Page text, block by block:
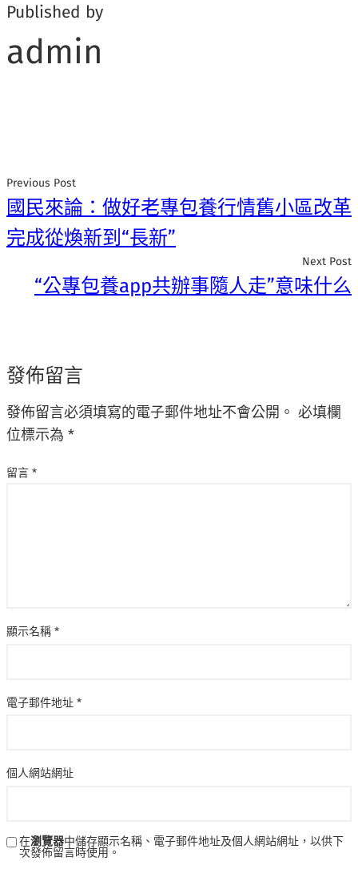
Published by
admin
Previous Post
國民來論：做好老專包養行情舊小區改革
完成從煥新到“長新”
Next Post
“公專包養app共辦事隨人走”意味什么
發佈留言
發佈留言必須填寫的電子郵件地址不會公開。 必填欄
位標示為 *
留言 *
顯示名稱 *
電子郵件地址 *
個人網站網址
在瀏覽器中儲存顯示名稱、電子郵件地址及個人網站網址，以供下
次發佈留言時使用。